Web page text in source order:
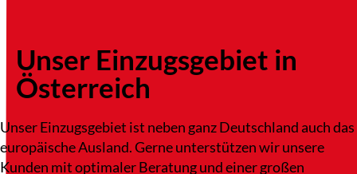
Unser Einzugsgebiet in
Österreich
Unser Einzugsgebiet ist neben ganz Deutschland auch das
europäische Ausland. Gerne unterstützen wir unsere
Kunden mit optimaler Beratung und einer großen